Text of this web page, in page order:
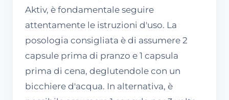
Aktiv, è fondamentale seguire
attentamente le istruzioni d'uso. La
posologia consigliata è di assumere 2
capsule prima di pranzo e 1 capsula
prima di cena, deglutendole con un
bicchiere d'acqua. In alternativa, è